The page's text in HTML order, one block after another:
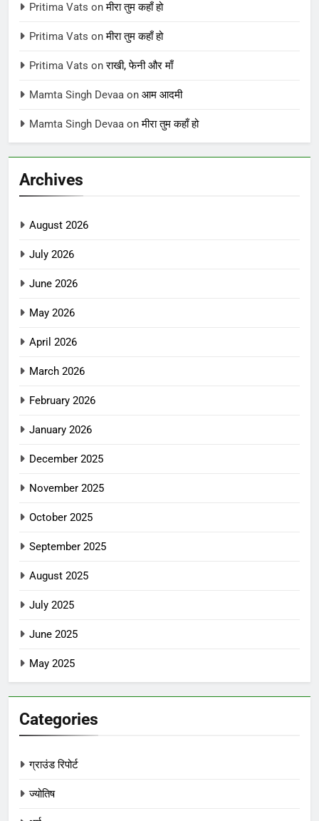
Pritima Vats onमीरा तुम कहाँ हो
Pritima Vats onमीरा तुम कहाँ हो
Pritima Vats onराखी, फेनी और माँ
Mamta Singh Devaa on आम आदमी
Mamta Singh Devaa onमीरा तुम कहाँ हो
Archives
August 2026
July 2026
June 2026
May 2026
April 2026
March 2026
February 2026
January 2026
December 2025
November 2025
October 2025
September 2025
August 2025
July 2025
June 2025
May 2025
Categories
ग्राउंड रिपोर्ट
ज्योतिष